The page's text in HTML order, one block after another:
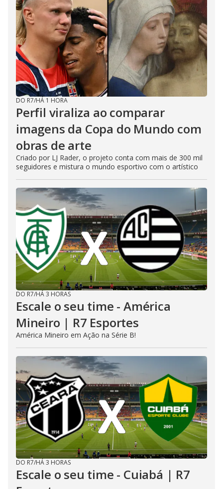
DO R7/HÁ 1 HORA
Perfil viraliza ao comparar
imagens da Copa do Mundo com
obras de arte
Criado por LJ Rader, o projeto conta com mais de 300 mil
seguidores e mistura o mundo esportivo com o artístico
DO R7/HÁ 3 HORAS
Escale o seu time - América
Mineiro | R7 Esportes
América Mineiro em Ação na Série B!
DO R7/HÁ 3 HORAS
Escale o seu time - Cuiabá | R7